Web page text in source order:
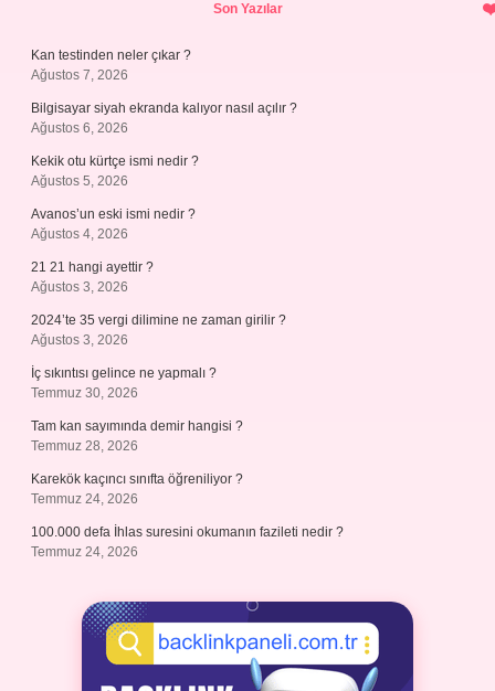
Son Yazılar
Kan testinden neler çıkar ?
Ağustos 7, 2026
Bilgisayar siyah ekranda kalıyor nasıl açılır ?
Ağustos 6, 2026
Kekik otu kürtçe ismi nedir ?
Ağustos 5, 2026
Avanos’un eski ismi nedir ?
Ağustos 4, 2026
21 21 hangi ayettir ?
Ağustos 3, 2026
2024’te 35 vergi dilimine ne zaman girilir ?
Ağustos 3, 2026
İç sıkıntısı gelince ne yapmalı ?
Temmuz 30, 2026
Tam kan sayımında demir hangisi ?
Temmuz 28, 2026
Karekök kaçıncı sınıfta öğreniliyor ?
Temmuz 24, 2026
100.000 defa İhlas suresini okumanın fazileti nedir ?
Temmuz 24, 2026